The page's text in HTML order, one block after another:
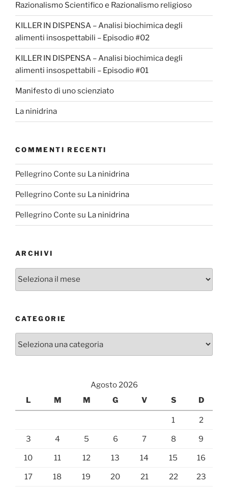
Razionalismo Scientifico e Razionalismo religioso
KILLER IN DISPENSA – Analisi biochimica degli
alimenti insospettabili – Episodio #02
KILLER IN DISPENSA – Analisi biochimica degli
alimenti insospettabili – Episodio #01
Manifesto di uno scienziato
La ninidrina
COMMENTI RECENTI
Pellegrino Conte su La ninidrina
Pellegrino Conte su La ninidrina
Pellegrino Conte su La ninidrina
ARCHIVI
CATEGORIE
Agosto 2026
L
M M G V S D
1 2
3 4 5 6 7 8 9
10 11 12 13 14 15 16
17 18 19 20 21 22 23